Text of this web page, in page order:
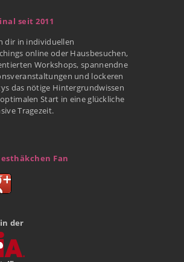
seit 2011
dir in individuellen
online oder Hausbesuchen,
Workshops, spannendne
und lockeren
das nötige Hintergrundwissen
Start in eine glückliche
Tragezeit.
Fan
der